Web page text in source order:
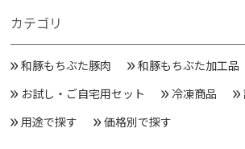
カテゴリ
和豚もちぶた豚肉 和豚もちぶた加工品
お試し・ご自宅用セット
冷凍商品
用途で探す
価格別で探す